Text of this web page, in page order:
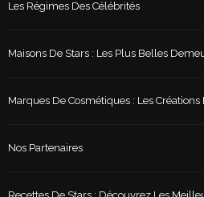
Les Régimes Des Célébrités
Maisons De Stars : Les Plus Belles
Marques De Cosmétiques : Les Créations
Nos Partenaires